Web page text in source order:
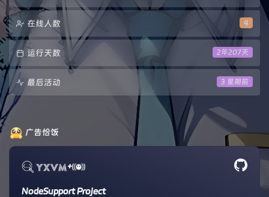
4
在线人数
2年207天
运行天数
3 星期前
最后活动
广告恰饭
+
NodeSupport Project